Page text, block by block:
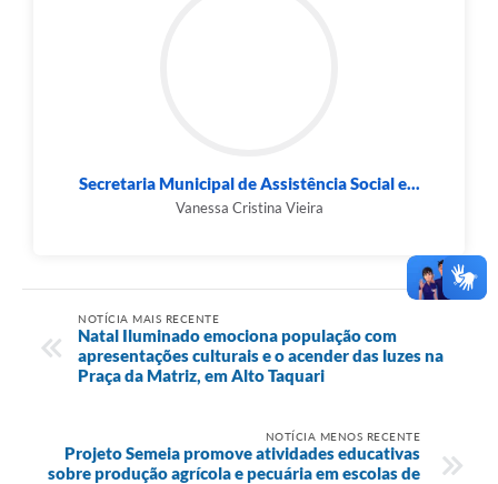
Secretaria Municipal de Assistência Social e...
Vanessa Cristina Vieira
NOTÍCIA MAIS RECENTE
Natal Iluminado emociona população com
apresentações culturais e o acender das luzes na
Praça da Matriz, em Alto Taquari
NOTÍCIA MENOS RECENTE
Projeto Semeia promove atividades educativas
sobre produção agrícola e pecuária em escolas de